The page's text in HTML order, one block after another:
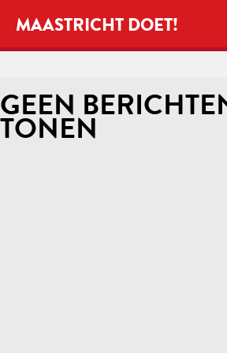
MAASTRICHT DOET!
GEEN
TONEN